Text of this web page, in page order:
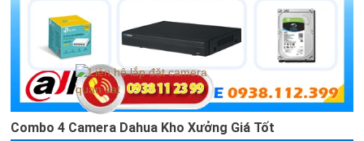
Combo 4 Camera Dahua Kho Xưởng Giá Tốt